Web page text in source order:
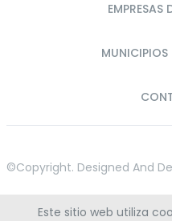
EMPRESAS
MUNICIPIOS
©copyright. Designed And
Este sitio web utiliza